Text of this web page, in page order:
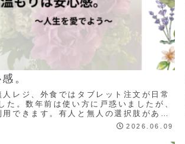
。
人レジ、外食ではタブレット注文が日常
た。数年前は使い方に戸惑いましたが、
できます。有人と無人の選択肢があれ
うになりました。 理由とし...2026.06.09